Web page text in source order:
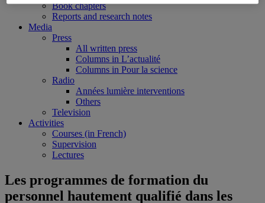
Book chapters
Reports and research notes
Media
Press
All written press
Columns in L’actualité
Columns in Pour la science
Radio
Années lumière interventions
Others
Television
Activities
Courses (in French)
Supervision
Lectures
Les programmes de formation du
personnel hautement qualifié dans les